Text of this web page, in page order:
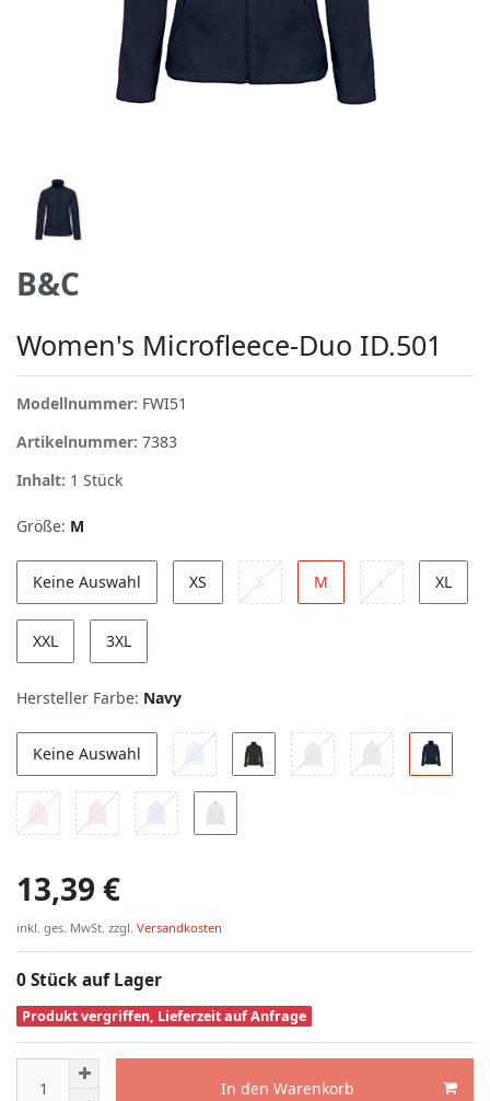
B&C
Women's Microfleece-Duo ID.501
Modellnummer: FWI51
Artikelnummer: 7383
Inhalt: 1 Stück
Größe: M
Keine Auswahl XS S M L XL
XXL 3XL
Hersteller Farbe: Navy
Keine Auswahl
13,39 €
inkl. ges. MwSt. zzgl. Versandkosten
0 Stück auf Lager
Produkt vergriffen, Lieferzeit auf Anfrage
In den Warenkorb